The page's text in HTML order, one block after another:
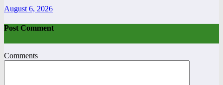
August 6, 2026
Post Comment
Comments